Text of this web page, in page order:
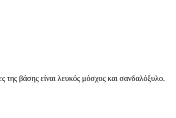
της βάσης είναι λευκός μόσχος και σανδαλόξυλο.